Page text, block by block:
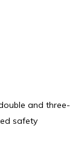
and three-
safety